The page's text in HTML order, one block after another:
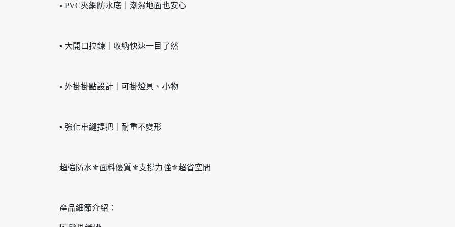
▪ PVC夾網防水底｜潮濕地面也安心
▪ 大開口拉鍊｜收納快速一目了然
▪ 外掛掛點設計｜可掛燈具、小物
▪ 強化車縫提把｜耐重不變形
超強防水⚜️面料優質⚜️支撐力強⚜️超省空間
產品細節介紹：